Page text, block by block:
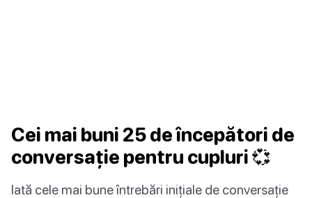
Cei mai buni 25 de începători de
conversație pentru cupluri 💞
Iată cele mai bune întrebări inițiale de conversație